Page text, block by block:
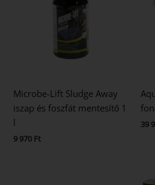
Microbe-Lift Sludge Away
iszap és foszfát mentesítő 1
l
9 970 Ft
39